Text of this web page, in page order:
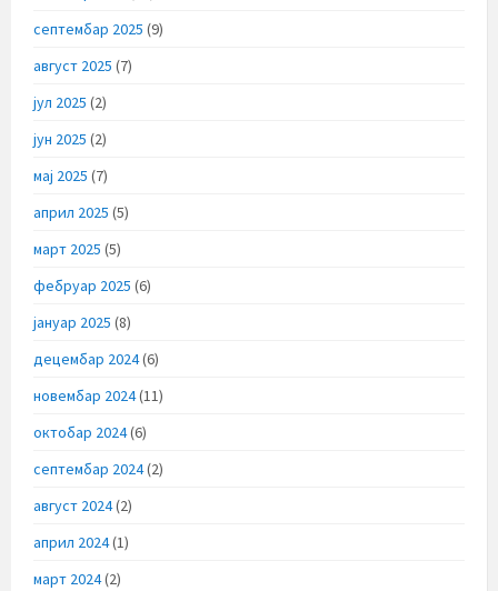
септембар 2025 (9)
август 2025 (7)
јул 2025 (2)
јун 2025 (2)
мај 2025 (7)
април 2025 (5)
март 2025 (5)
фебруар 2025 (6)
јануар 2025 (8)
децембар 2024(6)
новембар 2024(11)
октобар 2024(6)
септембар 2024(2)
август 2024(2)
април 2024(1)
март 2024(2)